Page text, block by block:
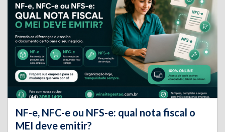
NF-e, NFC-e ou NFS-e: qual nota fiscal o
MEI deve emitir?